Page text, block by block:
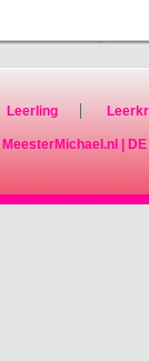
Leerling
MeesterMichael.nl